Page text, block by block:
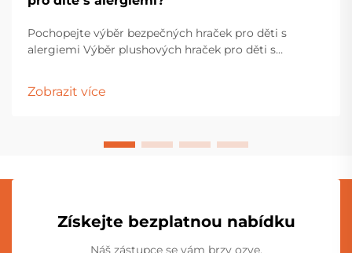
Pochopejte výběr bezpečných hraček pro děti s
alergiemi Výběr plushových hraček pro děti s
různými materiály, výrobními procesy...
Zobrazit více
Získejte bezplatnou nabídku
Náš zástupce se vám brzy ozve.